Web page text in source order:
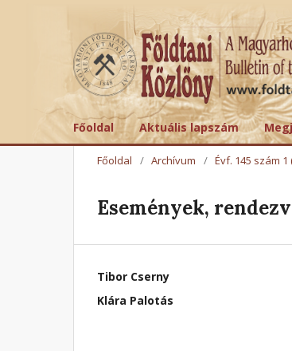
Főoldal Aktuális lapszám
Főoldal / Archívum / Évf. 145 szám 1
Események,
Tibor Cserny
Klára Palotás